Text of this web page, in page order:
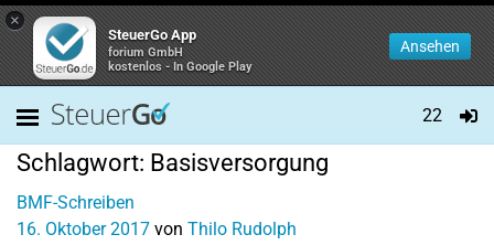
×
SteuerGo App
forium GmbH
kostenlos - In Google Play
Ansehen
22
Schlagwort: Basisversorgung
BMF-Schreiben
16. Oktober 2017 von Thilo Rudolph